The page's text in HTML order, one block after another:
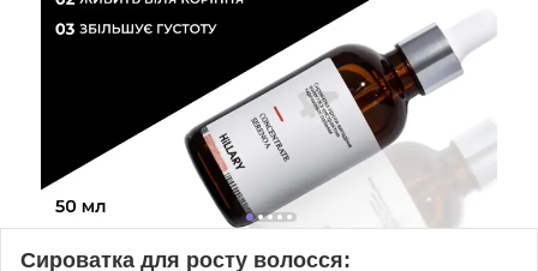
Сироватка для росту волосся: